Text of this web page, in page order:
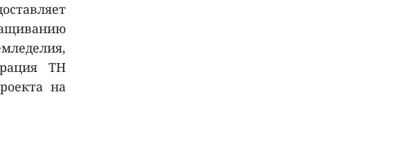
TH
на